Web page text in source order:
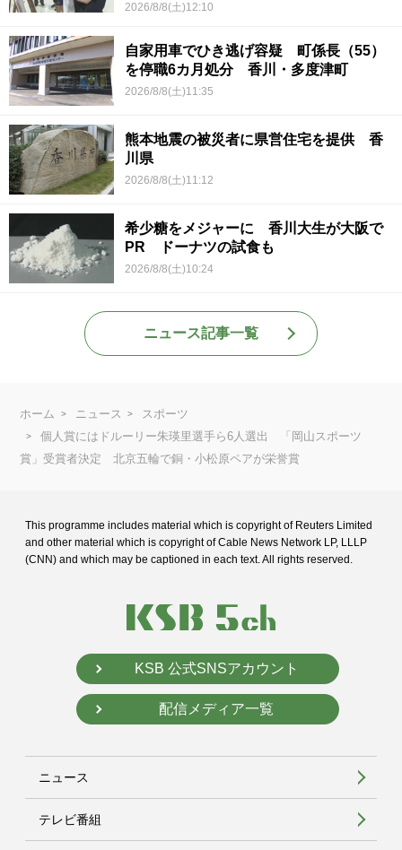
2026/8/8(土)12:10
自家用車でひき逃げ容疑 町係長（55）
を停職6カ月処分 香川・多度津町
2026/8/8(土)11:35
熊本地震の被災者に県営住宅を提供 香
川県
2026/8/8(土)11:12
希少糖をメジャーに 香川大生が大阪で
PR ドーナツの試食も
2026/8/8(土)10:24
ニュース記事一覧
ホーム ニュース
スポーツ
個人賞にはドルーリー朱瑛里選手ら6人選出 「岡山スポーツ
賞」受賞者決定 北京五輪で銅・小松原ペアが栄誉賞
This programme includes material which is copyright of Reuters Limited
and other material which is copyright of Cable News Network LP, LLLP
(CNN) and which may be captioned in each text. All rights reserved.
KSB 公式SNSアカウント
配信メディア一覧
ニュース
テレビ番組